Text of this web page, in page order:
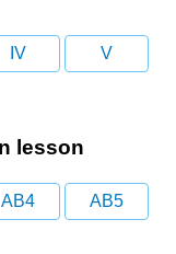
IV V
lesson
AB4 AB5